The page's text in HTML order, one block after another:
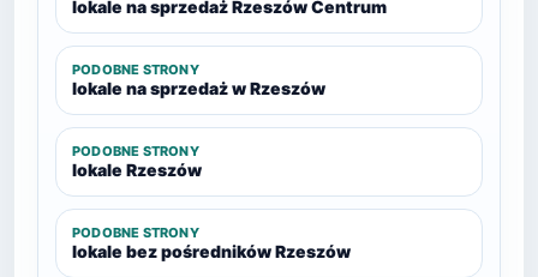
lokale na sprzedaż Rzeszów Centrum
PODOBNE STRONY
lokale na sprzedaż w Rzeszów
PODOBNE STRONY
lokale Rzeszów
PODOBNE STRONY
lokale bez pośredników Rzeszów